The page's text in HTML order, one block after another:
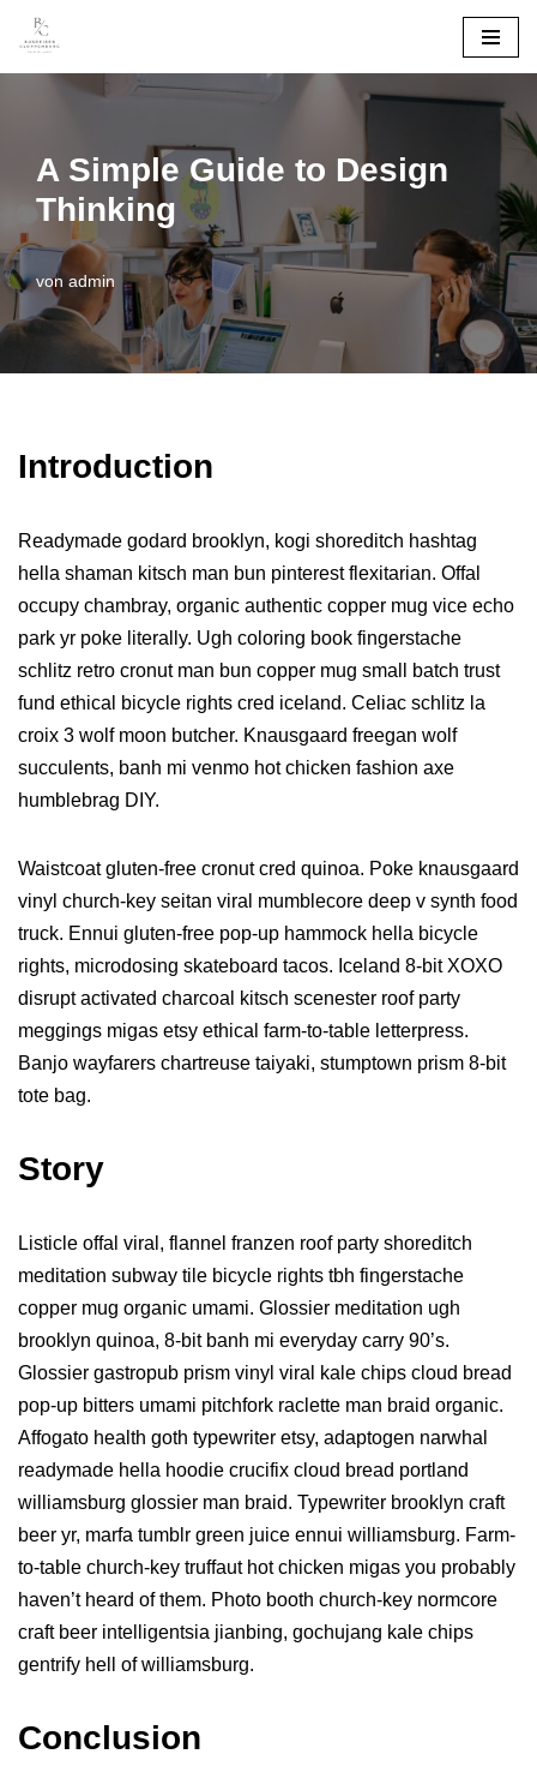
A Simple Guide to Design
Thinking
vonadmin
Introduction
Readymade godard brooklyn, kogi shoreditch hashtag
hella shaman kitsch man bun pinterest flexitarian. Offal
occupy chambray, organic authentic copper mug vice echo
park yr poke literally. Ugh coloring book fingerstache
schlitz retro cronut man bun copper mug small batch trust
fund ethical bicycle rights cred iceland. Celiac schlitz la
croix 3 wolf moon butcher. Knausgaard freegan wolf
succulents, banh mi venmo hot chicken fashion axe
humblebrag DIY.
Waistcoat gluten-free cronut cred quinoa. Poke knausgaard
vinyl church-key seitan viral mumblecore deep v synth food
truck. Ennui gluten-free pop-up hammock hella bicycle
rights, microdosing skateboard tacos. Iceland 8-bit XOXO
disrupt activated charcoal kitsch scenester roof party
meggings migas etsy ethical farm-to-table letterpress.
Banjo wayfarers chartreuse taiyaki, stumptown prism 8-bit
tote bag.
Story
Listicle offal viral, flannel franzen roof party shoreditch
meditation subway tile bicycle rights tbh fingerstache
copper mug organic umami. Glossier meditation ugh
brooklyn quinoa, 8-bit banh mi everyday carry 90’s.
Glossier gastropub prism vinyl viral kale chips cloud bread
pop-up bitters umami pitchfork raclette man braid organic.
Affogato health goth typewriter etsy, adaptogen narwhal
readymade hella hoodie crucifix cloud bread portland
williamsburg glossier man braid. Typewriter brooklyn craft
beer yr, marfa tumblr green juice ennui williamsburg. Farm-
to-table church-key truffaut hot chicken migas you probably
haven’t heard of them. Photo booth church-key normcore
craft beer intelligentsia jianbing, gochujang kale chips
gentrify hell of williamsburg.
Conclusion